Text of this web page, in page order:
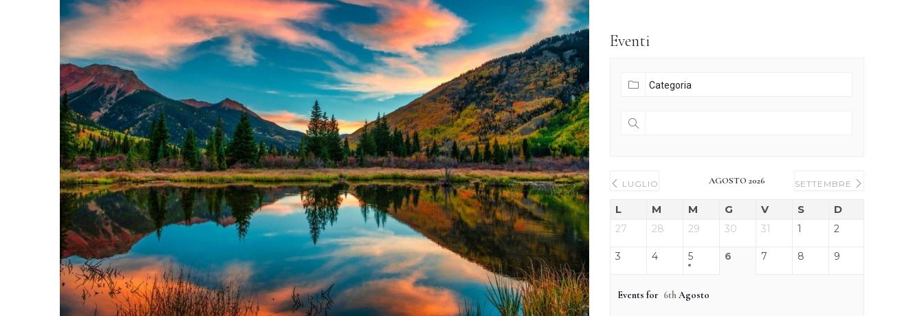
Eventi
LUGLIO AGOSTO 2026 SETTEMBRE
L M M G V S D
27 28 29 30 31 1 2
3 4 5 6 7 8 9
Events for 6thAgosto